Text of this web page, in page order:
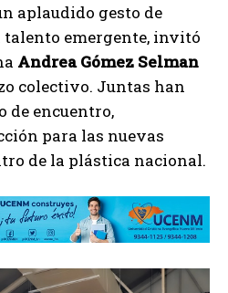
aplaudido gesto de
emergente, invitó
Andrea Gómez Selman
colectivo. Juntas han
de encuentro,
para las nuevas
de la plástica nacional.